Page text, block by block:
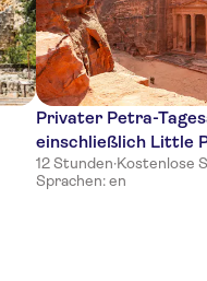
Privater Petra-
einschließlich Little
Meer
12 Stunden·Kostenlose
Sprachen: en